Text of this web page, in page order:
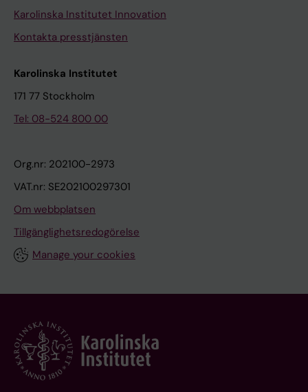
Karolinska Institutet Innovation
Kontakta presstjänsten
Karolinska Institutet
171 77 Stockholm
Tel: 08-524 800 00
Org.nr: 202100-2973
VAT.nr: SE202100297301
Om webbplatsen
Tillgänglighetsredogörelse
Manage your cookies